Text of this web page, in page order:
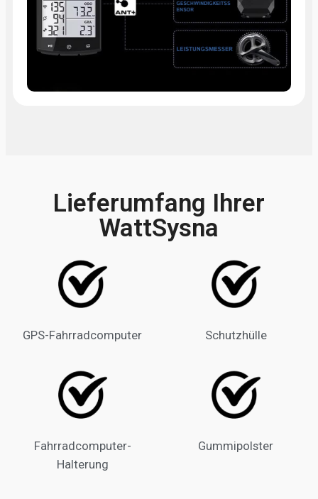
Lieferumfang Ihrer
WattSysna
GPS-Fahrradcomputer Schutzhülle
Fahrradcomputer-
Halterung
Gummipolster